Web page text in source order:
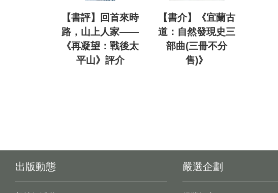
【書評】回首來時
路，山上人家——
《再凝望：戰後太
平山》評介
【書介】《宜蘭古
道：自然發現史三
部曲(三冊不分
售)》
出版動態 嚴選企劃